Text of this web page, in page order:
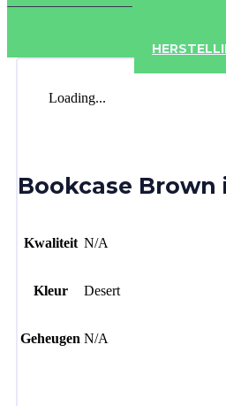
Loading...
Bookcase Brown
Kwaliteit N/A
Kleur Desert
Geheugen N/A